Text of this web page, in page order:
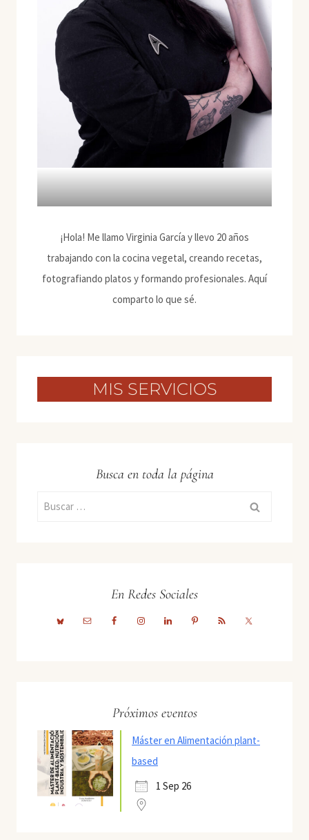
¡Hola! Me llamo Virginia García y llevo 20 años
trabajando con la cocina vegetal, creando recetas,
fotografiando platos y formando profesionales. Aquí
comparto lo que sé.
MIS SERVICIOS
Busca en toda la página
Buscar:
En Redes Sociales
Próximos eventos
Máster en Alimentación plant-
based
1 Sep 26